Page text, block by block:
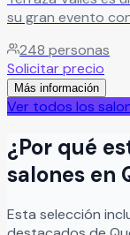
su gran evento
248 personas
Solicitar precio
Más información
Ver todos los
¿Por qué
salones en
Esta selección